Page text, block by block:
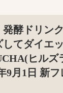
発酵ドリン
してダイエ
ヒルズ
9月1日 新